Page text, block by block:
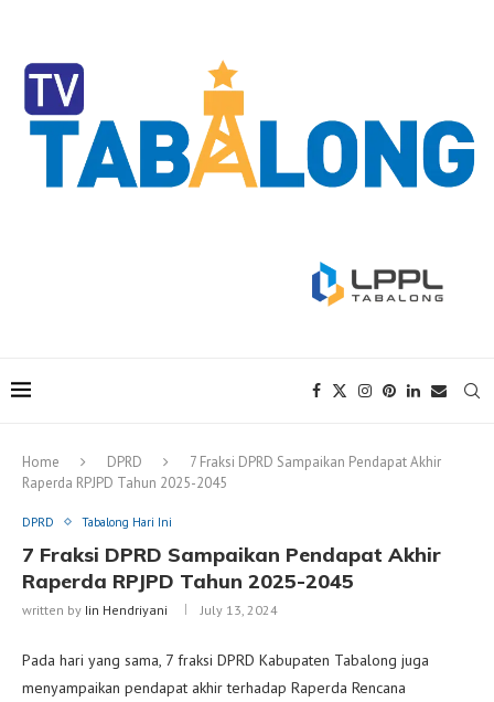
Home DPRD
7 Fraksi DPRD Sampaikan Pendapat Akhir
Raperda RPJPD Tahun 2025-2045
DPRD Tabalong Hari Ini
7 Fraksi DPRD Sampaikan Pendapat Akhir
Raperda RPJPD Tahun 2025-2045
written by Iin Hendriyani July 13, 2024
Pada hari yang sama, 7 fraksi DPRD Kabupaten Tabalong juga
menyampaikan pendapat akhir terhadap Raperda Rencana